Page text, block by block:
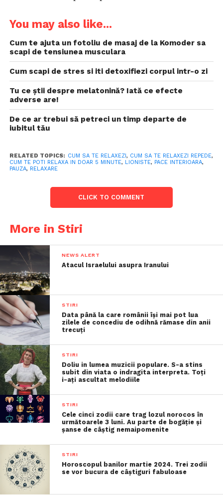
You may also like...
Cum te ajuta un fotoliu de masaj de la Komoder sa
scapi de tensiunea musculara
Cum scapi de stres si iti detoxifiezi corpul intr-o zi
Tu ce știi despre melatonină? Iată ce efecte
adverse are!
De ce ar trebui să petreci un timp departe de
iubitul tău
RELATED TOPICS: CUM SA TE RELAXEZI, CUM SA TE RELAXEZI REPEDE,
CUM TE POTI RELAXA IN DOAR 5 MINUTE, LIONISTE, PACE INTERIOARA,
PAUZA, RELAXARE
CLICK TO COMMENT
More in Stiri
NEWS ALERT
Atacul Israelului asupra Iranului
STIRI
Data până la care românii îşi mai pot lua
zilele de concediu de odihnă rămase din anii
trecuţi
STIRI
Doliu in lumea muzicii populare. S-a stins
subit din viata o indragita interpreta. Toți
i-ați ascultat melodiile
STIRI
Cele cinci zodii care trag lozul norocos în
următoarele 3 luni. Au parte de bogăție și
șanse de câștig nemaipomenite
STIRI
Horoscopul banilor martie 2024. Trei zodii
se vor bucura de câștiguri fabuloase